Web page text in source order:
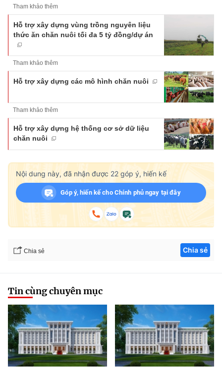
Tham khảo thêm
Hỗ trợ xây dựng vùng trồng nguyên liệu
thức ăn chăn nuôi tối đa 5 tỷ đồng/dự án
Tham khảo thêm
Hỗ trợ xây dựng các mô hình chăn nuôi
Tham khảo thêm
Hỗ trợ xây dựng hệ thống cơ sở dữ liệu
chăn nuôi
Nội dung này, đã nhận được 22 góp ý, hiến kế
Góp ý, hiến kế cho Chính phủ ngay tại đây
Chia sẻ Chia sẻ
Tin cùng chuyên mục